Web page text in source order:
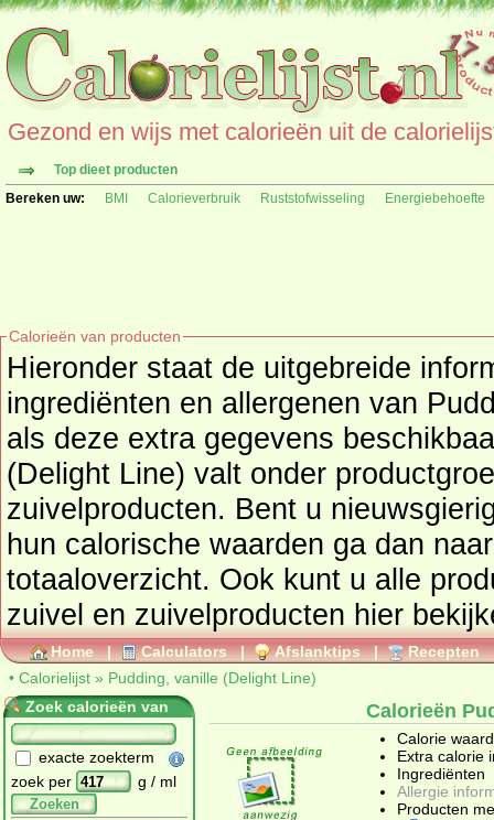
Gezond en wijs met calorieën uit de
Top dieet producten
Bereken uw:
BMI Calorieverbruik Ruststofwisseling Energiebehoefte
Calorieën van producten
Hieronder staat de uitgebreide
ingrediënten en allergenen van Pudding, vanille (Delight Line)
als deze extra gegevens
(Delight Line) valt onder
zuivelproducten. Bent u nieuwsgierig naar andere producten en
hun calorische waarden ga dan naar de calorielijst voor een
totaaloverzicht. Ook kunt u alle
zuivel en zuivelproducten hier
Home | Calculators | Afslanktips | Recepten
• Calorielijst » Pudding, vanille (Delight Line)
Zoek calorieën van
exacte zoekterm
zoek per
g / ml
Zoeken
Calorieën
Calorie
Extra calorie
Ingrediënten
Allergie
Producten